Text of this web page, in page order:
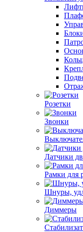
Розетки
Звонки
Датчики
Рамки для
Шнуры,
Диммеры